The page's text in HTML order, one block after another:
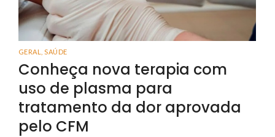
GERAL SAÚDE
Conheça nova terapia com
uso de plasma para
tratamento da dor aprovada
pelo CFM